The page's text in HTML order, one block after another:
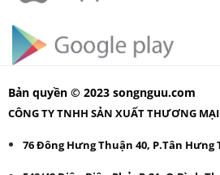
Bản quyền © 2023 songnguu.com
CÔNG TY TNHH SẢN XUẤT THƯƠNG
76 Đông Hưng Thuận 40, P.Tân Hưng